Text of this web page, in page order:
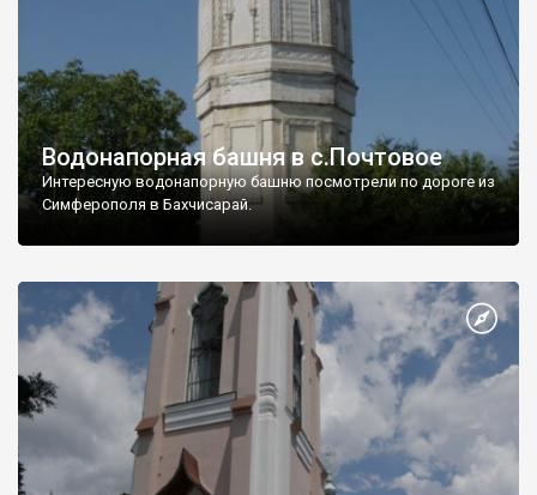
Водонапорная башня в с.Почтовое
Интересную водонапорную башню посмотрели по дороге из
Симферополя в Бахчисарай.